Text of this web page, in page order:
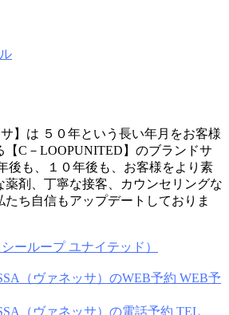
】は ５０年という長い年月をお客様
【C－LOOPUNITED】のブランドサ
後も、１０年後も、お客様をより素
薬剤、丁寧な接客、カウンセリングな
たち自信もアップデートしておりま
WEB予
TEL